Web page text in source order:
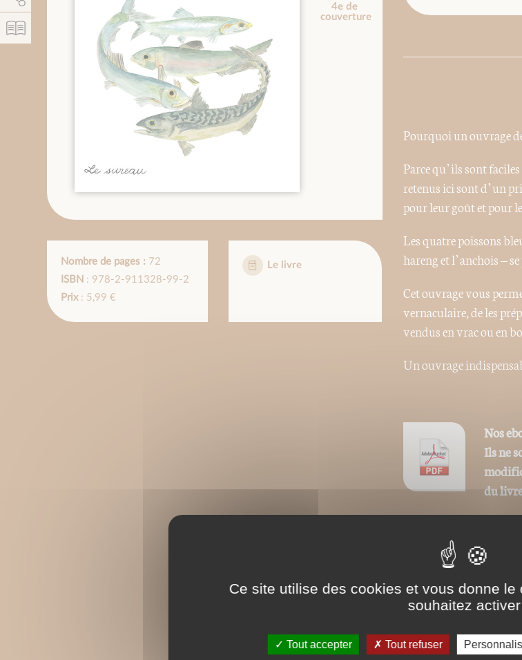
4e de
couverture
Nombre de pages :72
ISBN : 978-2-911328-99-2
Prix: 5,99 €
Le livre
Pourquoi un ouvrage
Parce qu’ils sont
retenus ici sont d’un
pour leur goût et pour
Les quatre poissons
hareng et l’anchois –
Cet ouvrage vous
vernaculaire, de les
vendus en vrac ou en
Un ouvrage
Nos
Ils ne
du
Ce format peut être
iPad, Archos, Asus ou
Ce site utilise des cookies et vous donne
souhaitez activer
Tout accepter Tout refuser